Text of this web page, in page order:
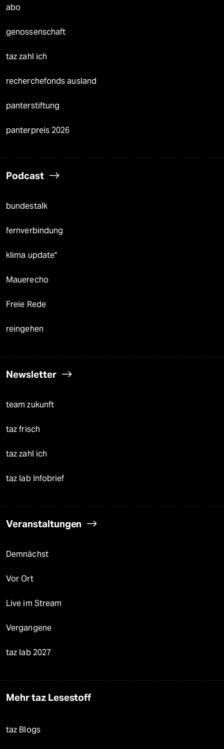
abo
genossenschaft
taz zahl ich
recherchefonds ausland
panterstiftung
panterpreis 2026
Podcast
bundestalk
fernverbindung
klima update°
Mauerecho
Freie Rede
reingehen
Newsletter
team zukunft
taz frisch
taz zahl ich
taz lab Infobrief
Veranstaltungen
Demnächst
Vor Ort
Live im Stream
Vergangene
taz lab 2027
Mehr taz Lesestoff
taz Blogs